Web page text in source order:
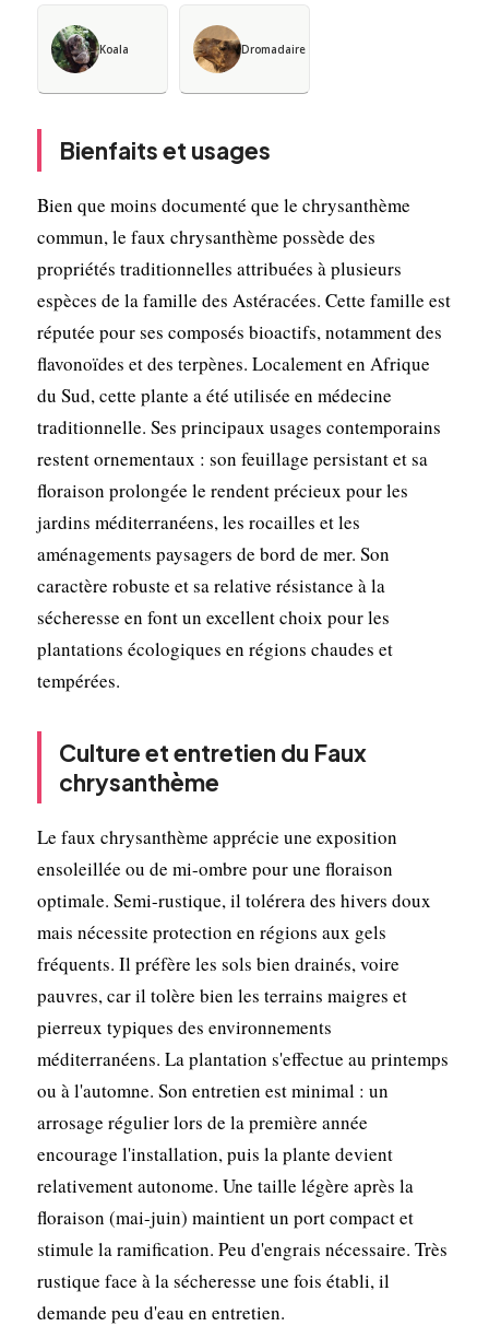
Koala Dromadaire
Bienfaits et usages
Bien que moins documenté que le chrysanthème
commun, le faux chrysanthème possède des
propriétés traditionnelles attribuées à plusieurs
espèces de la famille des Astéracées. Cette famille est
réputée pour ses composés bioactifs, notamment des
flavonoïdes et des terpènes. Localement en Afrique
du Sud, cette plante a été utilisée en médecine
traditionnelle. Ses principaux usages contemporains
restent ornementaux : son feuillage persistant et sa
floraison prolongée le rendent précieux pour les
jardins méditerranéens, les rocailles et les
aménagements paysagers de bord de mer. Son
caractère robuste et sa relative résistance à la
sécheresse en font un excellent choix pour les
plantations écologiques en régions chaudes et
tempérées.
Culture et entretien du Faux
chrysanthème
Le faux chrysanthème apprécie une exposition
ensoleillée ou de mi-ombre pour une floraison
optimale. Semi-rustique, il tolérera des hivers doux
mais nécessite protection en régions aux gels
fréquents. Il préfère les sols bien drainés, voire
pauvres, car il tolère bien les terrains maigres et
pierreux typiques des environnements
méditerranéens. La plantation s'effectue au printemps
ou à l'automne. Son entretien est minimal : un
arrosage régulier lors de la première année
encourage l'installation, puis la plante devient
relativement autonome. Une taille légère après la
floraison (mai-juin) maintient un port compact et
stimule la ramification. Peu d'engrais nécessaire. Très
rustique face à la sécheresse une fois établi, il
demande peu d'eau en entretien.